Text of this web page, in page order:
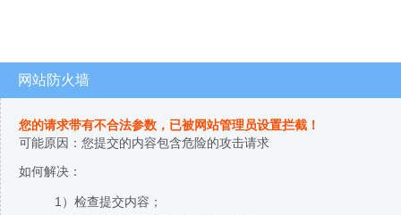
网站防火墙
您的请求带有不合法参数，已被网站管理员设置拦截！
可能原因：您提交的内容包含危险的攻击请求
如何解决：
1）检查提交内容；